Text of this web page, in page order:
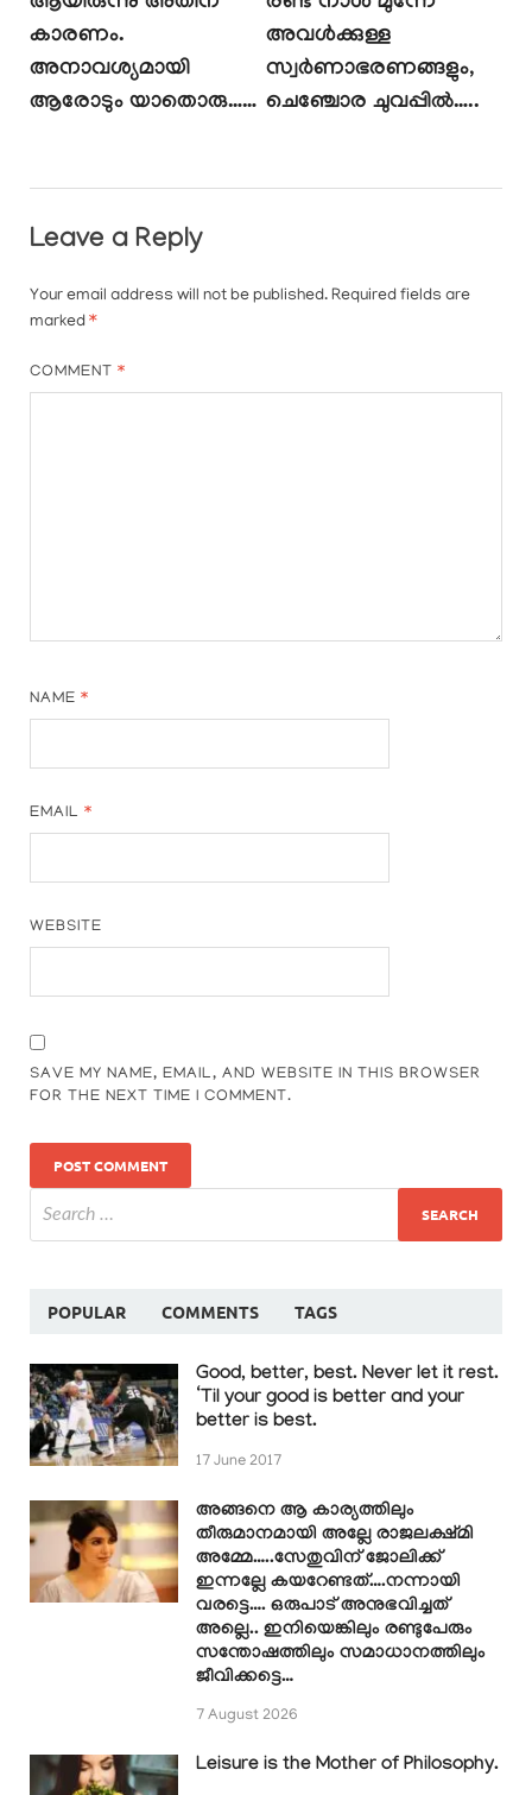
കാരണം.
അനാവശ്യമായി
ആരോടും യാതൊരു……
അവൾക്കുള്ള
സ്വർണാഭരണങ്ങളും,
ചെഞ്ചോര ചുവപ്പിൽ…..
Leave a Reply
Your email address will not be published. Required fields are
marked *
COMMENT*
NAME*
EMAIL*
WEBSITE
SAVE MY NAME, EMAIL, AND WEBSITE IN THIS BROWSER
FOR THE NEXT TIME I COMMENT.
POPULAR COMMENTS TAGS
Good, better, best. Never let it rest.
‘Til your good is better and your
better is best.
17 June 2017
അങ്ങനെ ആ കാര്യത്തിലും
തീരുമാനമായി അല്ലേ രാജലക്ഷ്മി
അമ്മേ…..സേതുവിന് ജോലിക്ക്
ഇന്നല്ലേ കയറേണ്ടത്….നന്നായി
വരട്ടെ…. ഒരുപാട് അനുഭവിച്ചത്
അല്ലെ.. ഇനിയെങ്കിലും രണ്ടുപേരും
സന്തോഷത്തിലും സമാധാനത്തിലും
ജീവിക്കട്ടെ…
7 August 2026
Leisure is the Mother of Philosophy.